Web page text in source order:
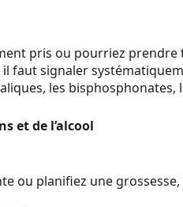
pris ou pourriez
il faut signaler
les
et de l’alcool
ou planifiez une